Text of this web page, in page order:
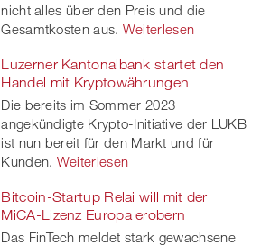
nicht alles über den Preis und die
Gesamtkosten aus. Weiterlesen
Luzerner Kantonalbank startet den
Handel mit Kryptowährungen
Die bereits im Sommer 2023
angekündigte Krypto-Initiative der LUKB
ist nun bereit für den Markt und für
Kunden. Weiterlesen
Bitcoin-Startup Relai will mit der
MiCA-Lizenz Europa erobern
Das FinTech meldet stark gewachsene